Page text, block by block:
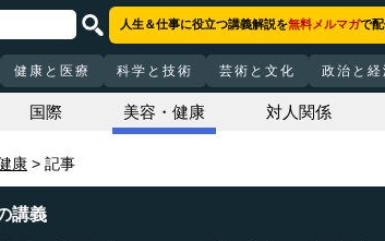
人生＆仕事に役立つ講義解説を無料メルマガで
健康と医療 科学と技術 芸術と文化 政治と経
国際 美容・健康 対人関係
康 記事
講義